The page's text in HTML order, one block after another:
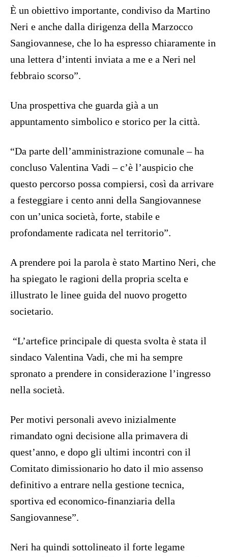
È un obiettivo importante, condiviso da Martino
Neri e anche dalla dirigenza della Marzocco
Sangiovannese, che lo ha espresso chiaramente in
una lettera d’intenti inviata a me e a Neri nel
febbraio scorso”.
Una prospettiva che guarda già a un
appuntamento simbolico e storico per la città.
“Da parte dell’amministrazione comunale – ha
concluso Valentina Vadi – c’è l’auspicio che
questo percorso possa compiersi, così da arrivare
a festeggiare i cento anni della Sangiovannese
con un’unica società, forte, stabile e
profondamente radicata nel territorio”.
A prendere poi la parola è stato Martino Neri, che
ha spiegato le ragioni della propria scelta e
illustrato le linee guida del nuovo progetto
societario.
“L’artefice principale di questa svolta è stata il
sindaco Valentina Vadi, che mi ha sempre
spronato a prendere in considerazione l’ingresso
nella società.
Per motivi personali avevo inizialmente
rimandato ogni decisione alla primavera di
quest’anno, e dopo gli ultimi incontri con il
Comitato dimissionario ho dato il mio assenso
definitivo a entrare nella gestione tecnica,
sportiva ed economico-finanziaria della
Sangiovannese”.
Neri ha quindi sottolineato il forte legame